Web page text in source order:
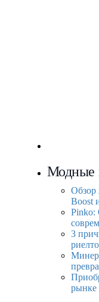
Модные
Обзор
Boost
Pinko:
3
рынке